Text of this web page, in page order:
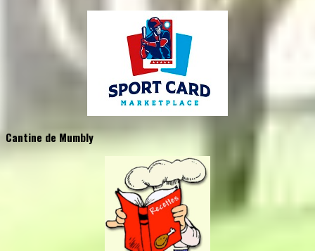
Cantine de Mumbly